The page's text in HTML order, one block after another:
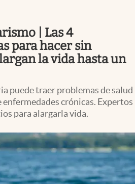
| Las 4
para hacer sin
la vida hasta un
puede traer problemas de salud
enfermedades crónicas. Expertos
para alargarla vida.